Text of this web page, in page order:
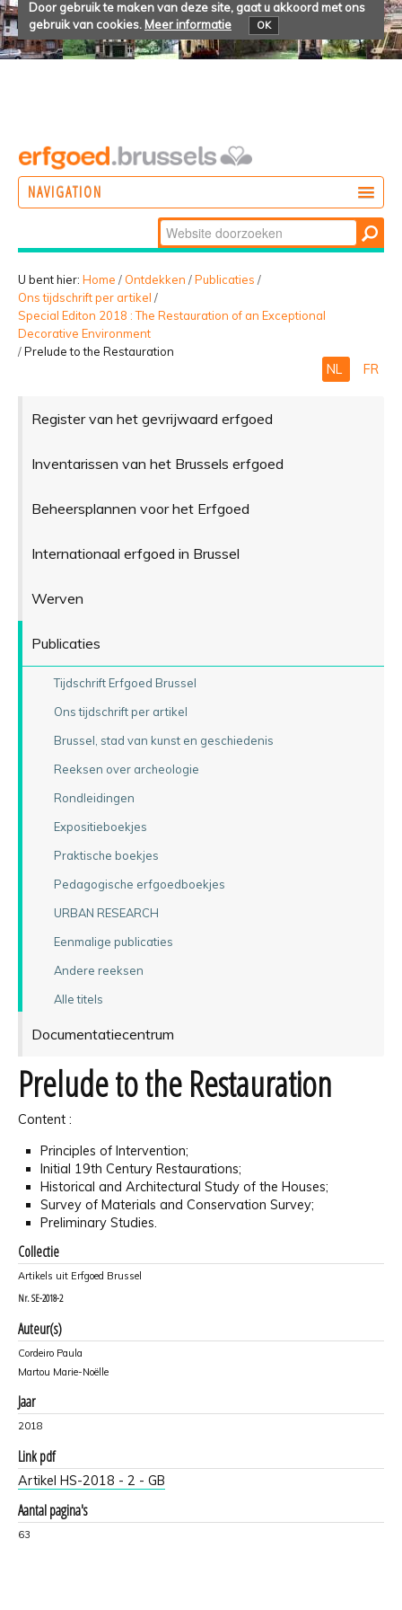
Door gebruik te maken van deze site, gaat u akkoord met ons
gebruik van cookies. Meer informatie OK
NAVIGATION
BELEVEN
Zoek
Geavanceerd
zoeken...
U bent hier: Home / Ontdekken /Publicaties /
Ons tijdschrift per artikel /
Special Editon 2018 : The Restauration of an Exceptional
Decorative Environment
/Prelude to the Restauration
NL FR
Register van het gevrijwaard erfgoed
Inventarissen van het Brussels erfgoed
Beheersplannen voor het Erfgoed
Internationaal erfgoed in Brussel
Werven
Publicaties
Tijdschrift Erfgoed Brussel
Ons tijdschrift per artikel
Brussel, stad van kunst en geschiedenis
Reeksen over archeologie
Rondleidingen
Expositieboekjes
Praktische boekjes
Pedagogische erfgoedboekjes
URBAN RESEARCH
Eenmalige publicaties
Andere reeksen
Alle titels
Documentatiecentrum
Prelude to the Restauration
Content :
Principles of Intervention;
Initial 19th Century Restaurations;
Historical and Architectural Study of the Houses;
Survey of Materials and Conservation Survey;
Preliminary Studies.
Collectie
Artikels uit Erfgoed Brussel
Nr. SE-2018-2
Auteur(s)
Cordeiro Paula
Martou Marie-Noëlle
Jaar
2018
Link pdf
Artikel HS-2018 - 2 - GB
Aantal pagina's
63